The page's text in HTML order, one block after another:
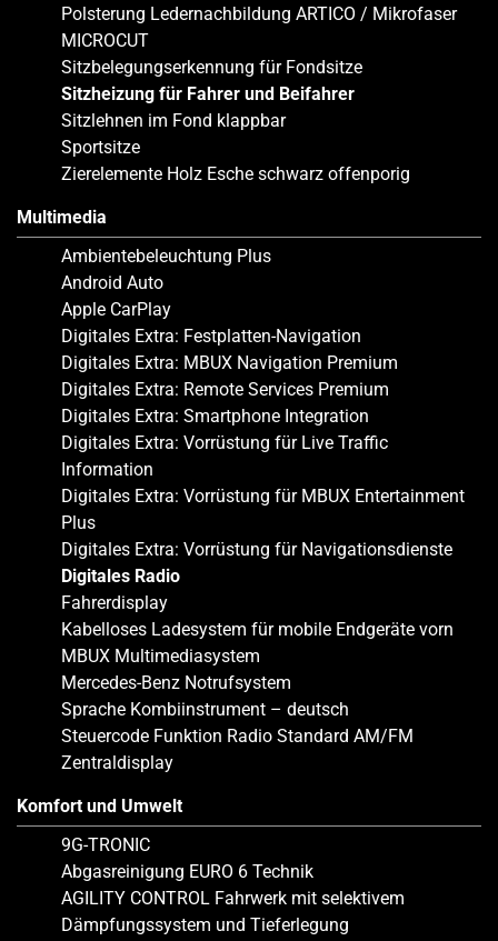
Polsterung Ledernachbildung ARTICO / Mikrofaser
MICROCUT
Sitzbelegungserkennung für Fondsitze
Sitzheizung für Fahrer und Beifahrer
Sitzlehnen im Fond klappbar
Sportsitze
Zierelemente Holz Esche schwarz offenporig
Multimedia
Ambientebeleuchtung Plus
Android Auto
Apple CarPlay
Digitales Extra: Festplatten-Navigation
Digitales Extra: MBUX Navigation Premium
Digitales Extra: Remote Services Premium
Digitales Extra: Smartphone Integration
Digitales Extra: Vorrüstung für Live Traffic
Information
Digitales Extra: Vorrüstung für MBUX Entertainment
Plus
Digitales Extra: Vorrüstung für Navigationsdienste
Digitales Radio
Fahrerdisplay
Kabelloses Ladesystem für mobile Endgeräte vorn
MBUX Multimediasystem
Mercedes-Benz Notrufsystem
Sprache Kombiinstrument – deutsch
Steuercode Funktion Radio Standard AM/FM
Zentraldisplay
Komfort und Umwelt
9G-TRONIC
Abgasreinigung EURO 6 Technik
AGILITY CONTROL Fahrwerk mit selektivem
Dämpfungssystem und Tieferlegung